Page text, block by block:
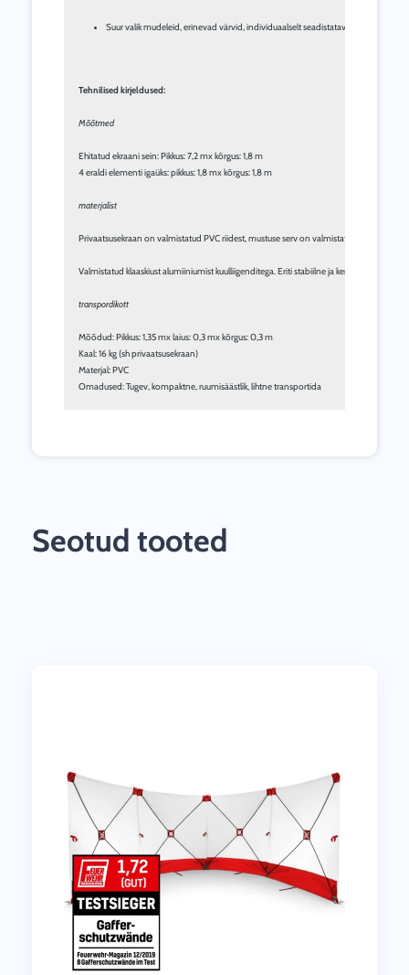
Suur valik mudeleid, erinevad värvid, individuaalselt seadistatavad
Tehnilised kirjeldused:
Mõõtmed
Ehitatud ekraani sein: Pikkus: 7,2 mx kõrgus: 1,8 m
4 eraldi elementi igaüks: pikkus: 1,8 mx kõrgus: 1,8 m
materjalist
Privaatsusekraan on valmistatud PVC riidest, mustuse serv on valmistatud PVC-st.
Valmistatud klaaskiust alumiiniumist kuulliigenditega. Eriti stabiilne ja kerge.
transpordikott
Mõõdud: Pikkus: 1,35 mx laius: 0,3 mx kõrgus: 0,3 m
Kaal: 16 kg (sh privaatsusekraan)
Materjal: PVC
Omadused: Tugev, kompaktne, ruumisäästlik, lihtne transportida
Seotud tooted